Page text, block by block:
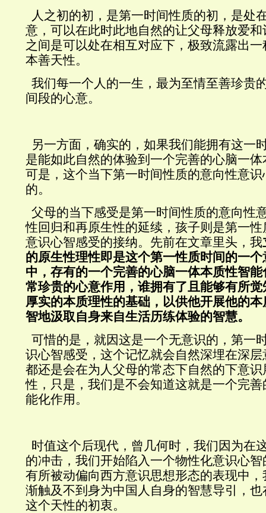
人之初的初，是第一时间性质的初，是处
意，可以在此时此地自然的让父母释放爱
之间是可以处在相互对应下，极致流露出
本善天性。
我们每一个人的一生，最为至情至善珍贵
间段的心意。
另一方面，确实的，如果我们能拥有这一
是能如此自然的体验到一个完善的心脑一
可是，这个当下第一时间性质的意向性意
的。
父母的当下感受是第一时间性质的意向性
性回归和再原生性的延续，孩子则是第一
意识心智感受的接纳。先前在文章里头，我
的原生性理性即是这个第一性质时间的一
中，存有的一个完善的心脑一体本质性智
常珍贵的心意作用，谁拥有了且能够有所
厚实的本质理性的基础，以供他开展他的
智地汲取自身来自生活历练体验的智慧。
可惜的是， 就因这是一个无意识的，第一
识心智感受，这个记忆就会自然深埋在深
都还是会在为人父母的常态下自然的下意
性，只是，我们是不会知道这就是一个完
能化作用。
时值这个后现代，曾几何时，我们因为在
的冲击，我们开始陷入一个物性化意识心
有所被动偏向西方意识思想形态的表现中
渐触及不到身为中国人自身的智慧导引，
这个天性的初衷。